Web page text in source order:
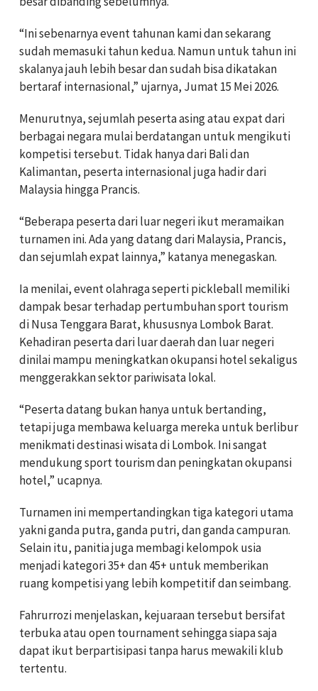
“Ini sebenarnya event tahunan kami dan sekarang
sudah memasuki tahun kedua. Namun untuk tahun ini
skalanya jauh lebih besar dan sudah bisa dikatakan
bertaraf internasional,” ujarnya, Jumat 15 Mei 2026.
Menurutnya, sejumlah peserta asing atau expat dari
berbagai negara mulai berdatangan untuk mengikuti
kompetisi tersebut. Tidak hanya dari Bali dan
Kalimantan, peserta internasional juga hadir dari
Malaysia hingga Prancis.
“Beberapa peserta dari luar negeri ikut meramaikan
turnamen ini. Ada yang datang dari Malaysia, Prancis,
dan sejumlah expat lainnya,” katanya menegaskan.
Ia menilai, event olahraga seperti pickleball memiliki
dampak besar terhadap pertumbuhan sport tourism
di Nusa Tenggara Barat, khususnya Lombok Barat.
Kehadiran peserta dari luar daerah dan luar negeri
dinilai mampu meningkatkan okupansi hotel sekaligus
menggerakkan sektor pariwisata lokal.
“Peserta datang bukan hanya untuk bertanding,
tetapi juga membawa keluarga mereka untuk berlibur
menikmati destinasi wisata di Lombok. Ini sangat
mendukung sport tourism dan peningkatan okupansi
hotel,” ucapnya.
Turnamen ini mempertandingkan tiga kategori utama
yakni ganda putra, ganda putri, dan ganda campuran.
Selain itu, panitia juga membagi kelompok usia
menjadi kategori 35+ dan 45+ untuk memberikan
ruang kompetisi yang lebih kompetitif dan seimbang.
Fahrurrozi menjelaskan, kejuaraan tersebut bersifat
terbuka atau open tournament sehingga siapa saja
dapat ikut berpartisipasi tanpa harus mewakili klub
tertentu.